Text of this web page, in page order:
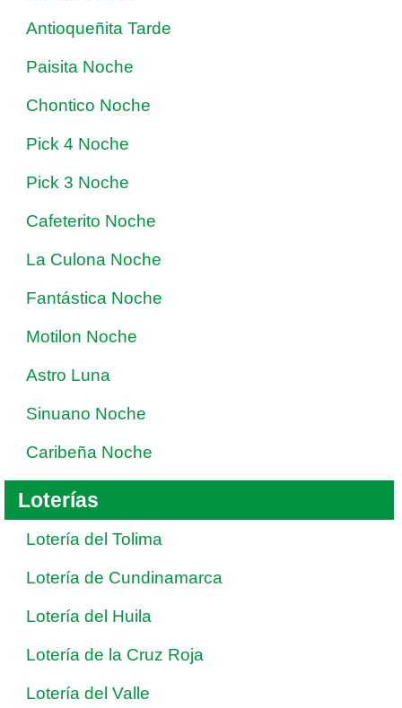
Antioqueñita Tarde
Paisita Noche
Chontico Noche
Pick 4 Noche
Pick 3 Noche
Cafeterito Noche
La Culona Noche
Fantástica Noche
Motilon Noche
Astro Luna
Sinuano Noche
Caribeña Noche
Loterías
Lotería del Tolima
Lotería de Cundinamarca
Lotería del Huila
Lotería de la Cruz Roja
Lotería del Valle